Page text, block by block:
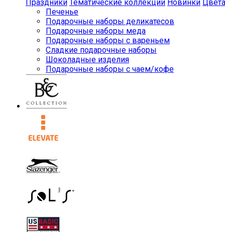
Праздники Тематические коллекции Новинки Цвета
Печенье
Подарочные наборы деликатесов
Подарочные наборы меда
Подарочные наборы с вареньем
Сладкие подарочные наборы
Шоколадные изделия
Подарочные наборы с чаем/кофе